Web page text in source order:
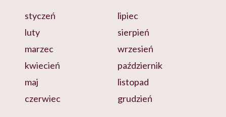
styczeń
luty
marzec
kwiecień
maj
czerwiec
lipiec
sierpień
wrzesień
październik
listopad
grudzień